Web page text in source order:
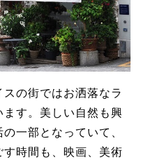
の街ではお洒落なラ
す。美しい自然も興
一部となっていて、
時間も、映画、美術